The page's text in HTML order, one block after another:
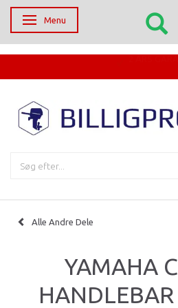
Skifte navigation
Menu
Alle Andre Dele
YAMAHA
HANDLEBAR